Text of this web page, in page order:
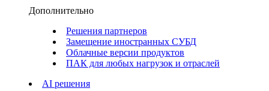
Дополнительно
Решения партнеров
Замещение иностранных СУБД
Облачные версии продуктов
ПАК для любых нагрузок и отраслей
AI решения